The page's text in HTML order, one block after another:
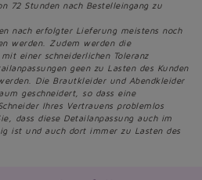
72 Stunden nach Bestelleingang zu
nach erfolgter Lieferung meistens noch
werden. Zudem werden die
einer schneiderlichen Toleranz
geen zu Lasten des Kunden
Die Brautkleider und Abendkleider
geschneidert, so dass eine
Ihres Vertrauens problemlos
dass diese Detailanpassung auch im
ist und auch dort immer zu Lasten des